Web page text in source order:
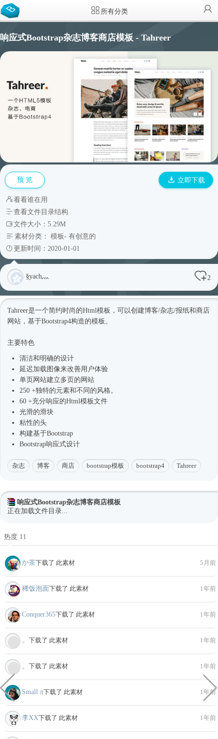
所有分类
响应式Bootstrap杂志博客商店模板 - Tahreer
预 览 立即下载
看看谁在用
查看文件目录结构
文件大小：5.29M
素材分类： 模板- 有创意的
更新时间：2020-01-01
§yach灬 2
Tahreer是一个简约 时尚 的Html模板 ，可以创建博客/杂志/报纸和商店
网站，基于Bootstrap4构造的模板。
主要特色
清洁和明确的设计
延迟加载图像来改善用户体验
单页网站建立多页的网站
250 +独特的元素和不同的风格。
60 +充分响应的Html模板文件
光滑的滑块
粘性的头
构建基于Bootstrap
Bootstrap响应式设计
杂志 博客 商店 bootstrap模板 bootstrap4 Tahreer
响应式Bootstrap杂志博客商店模板
正在加载文件目录...
热度 11
か茶下载了 此素材 5月前
稀饭泡面下载了 此素材 1年前
Conquer365下载了 此素材 1年前
。 下载了 此素材 1年前
。 下载了 此素材 1年前
Small π下载了 此素材 1年前
李XX下载了 此素材 1年前